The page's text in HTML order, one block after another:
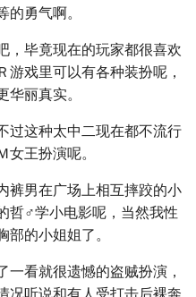
勇气啊。
，毕竟现在的玩家都很喜欢
戏里可以有各种装扮呢，
丽真实。
过这种太中二现在都不流行
王扮演呢。
裤男在广场上相互摔跤的小
哲♂学小电影呢，当然我性
的小姐姐了。
看就很遗憾的盗贼扮演，